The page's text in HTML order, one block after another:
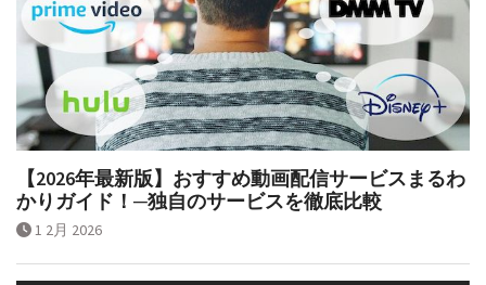
【2026年最新版】おすすめ動画配信サービスまるわ
かりガイド！─独自のサービスを徹底比較
1 2月 2026